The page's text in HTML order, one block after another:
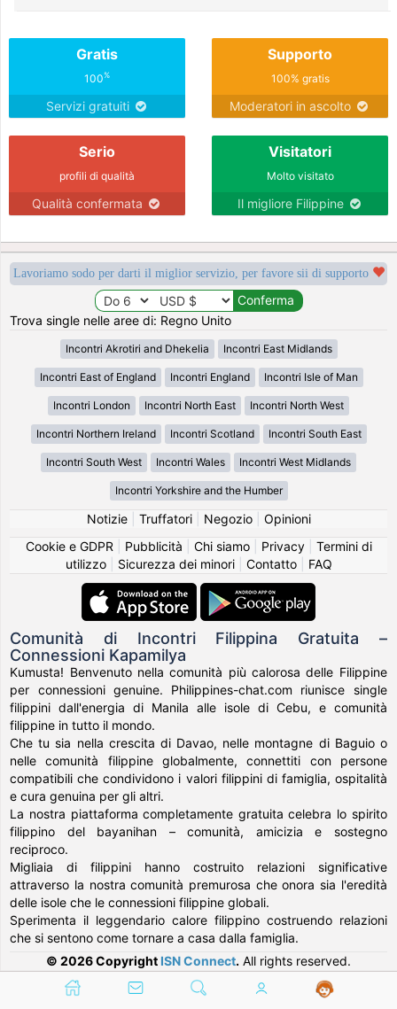
Gratis
100%
Servizi gratuiti
Supporto
100% gratis
Moderatori in ascolto
Serio
profili di qualità
Qualità confermata
Visitatori
Molto visitato
Il migliore Filippine
Lavoriamo sodo per darti il miglior servizio, per favore sii di supporto
Trova single nelle aree di: Regno Unito
Incontri Akrotiri and Dhekelia Incontri East Midlands
Incontri East of England Incontri England Incontri Isle of Man
Incontri London Incontri North East Incontri North West
Incontri Northern Ireland Incontri Scotland Incontri South East
Incontri South West Incontri Wales Incontri West Midlands
Incontri Yorkshire and the Humber
Notizie| Truffatori| Negozio| Opinioni
Cookie e GDPR
Pubblicità Chi siamo| Privacy| Termini di
utilizzo| Sicurezza dei minori| Contatto| FAQ
Comunità di Incontri Filippina Gratuita –
Connessioni Kapamilya
Kumusta! Benvenuto nella comunità più calorosa delle Filippine
per connessioni genuine. Philippines-chat.com riunisce single
filippini dall'energia di Manila alle isole di Cebu, e comunità
filippine in tutto il mondo.
Che tu sia nella crescita di Davao, nelle montagne di Baguio o
nelle comunità filippine globalmente, connettiti con persone
compatibili che condividono i valori filippini di famiglia, ospitalità
e cura genuina per gli altri.
La nostra piattaforma completamente gratuita celebra lo spirito
filippino del bayanihan – comunità, amicizia e sostegno
reciproco.
Migliaia di filippini hanno costruito relazioni significative
attraverso la nostra comunità premurosa che onora sia l'eredità
delle isole che le connessioni filippine globali.
Sperimenta il leggendario calore filippino costruendo relazioni
che si sentono come tornare a casa dalla famiglia.
© 2026 Copyright ISN Connect. All rights reserved.